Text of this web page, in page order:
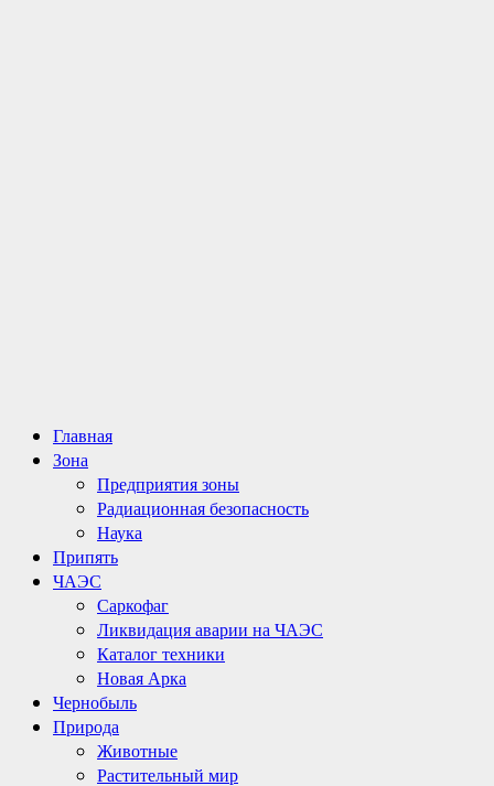
Основное
меню
Главная
Зона
Предприятия зоны
Радиационная безопасность
Наука
Припять
ЧАЭС
Саркофаг
Ликвидация аварии на ЧАЭС
Каталог техники
Новая Арка
Чернобыль
Природа
Животные
Растительный мир